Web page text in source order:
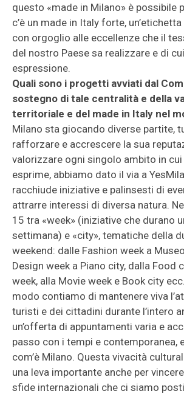
questo «made in Milano» è possibile
c’è un made in Italy forte,
con orgoglio alle eccellenze che il
del nostro Paese sa realizzare e di
espressione.
Quali sono i progetti avviati dal
sostegno di tale centralità e della
territoriale e del made in Italy nel
Milano sta giocando diverse partite,
rafforzare e accrescere la sua
valorizzare ogni singolo ambito in
esprime, abbiamo dato il via a
racchiude iniziative e palinsesti di
attrarre interessi di diversa natura.
15 tra «week» (iniziative che durano
settimana) e «city», tematiche della
weekend: dalle Fashion week a
Design week a Piano city, dalla Food
week, alla Movie week e Book city
modo contiamo di mantenere viva
turisti e dei cittadini durante l’intero
un’offerta di appuntamenti varia e
passo con i tempi e contemporanea,
com’è Milano. Questa vivacità
una leva importante anche per
sfide internazionali che ci siamo